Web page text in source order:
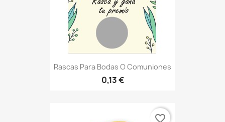
Rascas Para Bodas O Comuniones
0,13 €
favorite_border